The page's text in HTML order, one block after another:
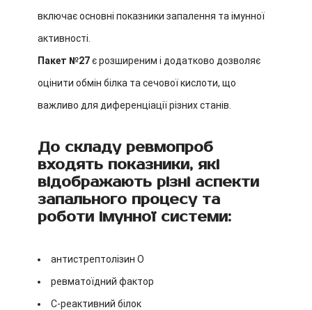
включає основні показники запалення та імунної
активності.
Пакет №27є розширеним і додатково дозволяє
оцінити обмін білка та сечової кислоти, що
важливо для диференціації різних станів.
До складу ревмопроб
входять показники, які
відображають різні аспекти
запального процесу та
роботи імунної системи:
антистрептолізин О
ревматоїдний фактор
С-реактивний білок